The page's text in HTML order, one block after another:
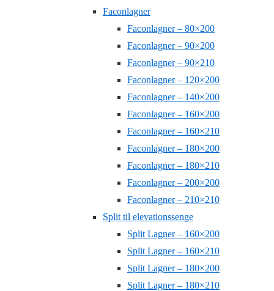
Faconlagner
Faconlagner – 80×200
Faconlagner – 90×200
Faconlagner – 90×210
Faconlagner – 120×200
Faconlagner – 140×200
Faconlagner – 160×200
Faconlagner – 160×210
Faconlagner – 180×200
Faconlagner – 180×210
Faconlagner – 200×200
Faconlagner – 210×210
Split til elevationssenge
Split Lagner – 160×200
Split Lagner – 160×210
Split Lagner – 180×200
Split Lagner – 180×210